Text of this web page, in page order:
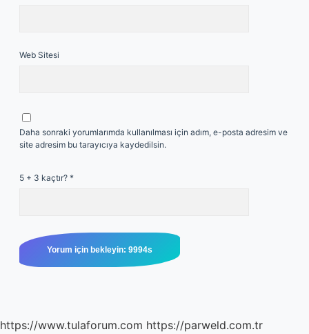
Web Sitesi
Daha sonraki yorumlarımda kullanılması için adım, e-posta adresim ve
site adresim bu tarayıcıya kaydedilsin.
5 + 3 kaçtır? *
https://www.tulaforum.com https://parweld.com.tr